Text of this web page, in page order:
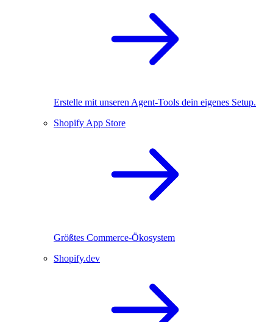
Erstelle mit unseren Agent-Tools dein eigenes Setup.
Shopify App Store
Größtes Commerce-Ökosystem
Shopify.dev